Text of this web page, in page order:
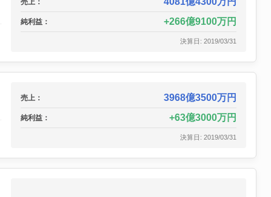
売上：
純利益： 266億9100万円
決算日: 2019/03/31
売上： 3968億3500万円
純利益： 63億3000万円
決算日: 2019/03/31